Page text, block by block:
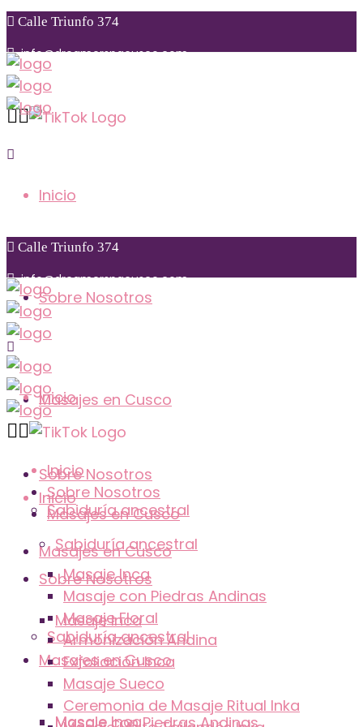
Calle Triunfo 374
info@dreamerspacusco.com
Sunday to Monday: 09:00 am – 10:00 pm
Inicio
Sobre Nosotros
Masajes en Cusco
Sabiduría ancestral
Masaje Inca
Masaje con Piedras Andinas
Calle Triunfo 374
info@dreamerspacusco.com
Calle
+51 974 855 771
Inicio
Sobre Nosotros
Masajes en Cusco
Sabiduría ancestral
Masaje Inca
Inicio
Sobre Nosotros
Masajes en Cusco
Inicio
Sobre Nosotros
Masajes en Cusco
Sabiduría ancestral
Masaje Inca
Masaje con Piedras Andinas
Masaje Floral
Armonización Andina
Exfoliación Inca
Masaje Sueco
Ceremonia de Masaje Ritual Inka